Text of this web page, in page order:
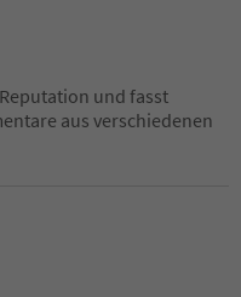
und fasst
aus verschiedenen